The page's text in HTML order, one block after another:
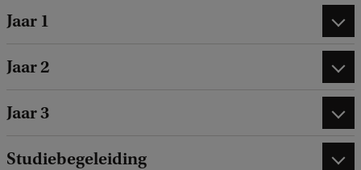
Jaar 1
Jaar 2
Jaar 3
Studiebegeleiding